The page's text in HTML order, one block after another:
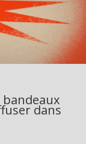
dans